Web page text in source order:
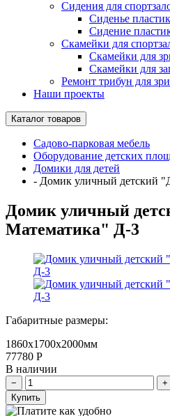
Сидения для
Сиденье
Сидение
Скамейки для
Скамейки для
Скамейки для
Ремонт трибун для
Наши проекты
Каталог товаров
Садово-парковая мебель
Оборудование детских
Домики для детей
- Домик уличный детский
Домик уличный
Математика" Д-3
Габаритные размеры:
1860х1700х2000мм
77780 Р
В наличии
Купить